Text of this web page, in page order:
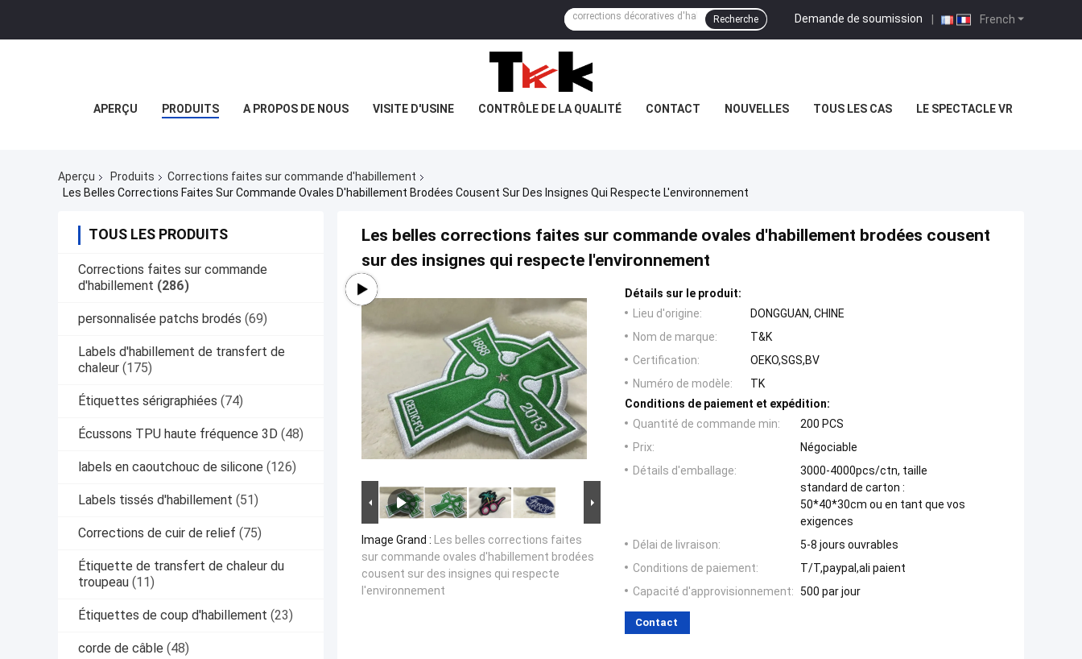
French
Demande de soumission |
Recherche
APERÇU PRODUITS A PROPOS DE NOUS VISITE D'USINE CONTRÔLE DE LA QUALITÉ CONTACT NOUVELLES TOUS LES CAS LE SPECTACLE VR
Aperçu Produits
Corrections faites sur commande d'habillement
Les Belles Corrections Faites Sur Commande Ovales D'habillement Brodées Cousent Sur Des Insignes Qui Respecte L'environnement
TOUS LES PRODUITS
Corrections faites sur commande
d'habillement (286)
personnalisée patchs brodés (69)
Labels d'habillement de transfert de
chaleur (175)
Étiquettes sérigraphiées (74)
Écussons TPU haute fréquence 3D (48)
labels en caoutchouc de silicone (126)
Labels tissés d'habillement (51)
Corrections de cuir de relief (75)
Étiquette de transfert de chaleur du
troupeau (11)
Étiquettes de coup d'habillement (23)
corde de câble (48)
Les belles corrections faites sur commande ovales d'habillement brodées cousent
sur des insignes qui respecte l'environnement
Image Grand : Les belles corrections faites
sur commande ovales d'habillement brodées
cousent sur des insignes qui respecte
l'environnement
Détails sur le produit:
Lieu d'origine:
DONGGUAN, CHINE
Nom de marque:
T&K
Certification:
OEKO,SGS,BV
Numéro de modèle:
TK
Conditions de paiement et expédition:
Quantité de commande min:
200 PCS
Prix:
Négociable
Détails d'emballage:
3000-4000pcs/ctn, taille
standard de carton :
50*40*30cm ou en tant que vos
exigences
Délai de livraison:
5-8 jours ouvrables
Conditions de paiement:
T/T,paypal,ali paient
Capacité d'approvisionnement:
500 par jour
Contact